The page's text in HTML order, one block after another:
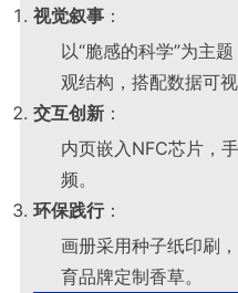
视觉叙事 ：
以“脆感的科学”为主
观结构，搭配数据可
交互创新 ：
内页嵌入NFC芯片，
频。
环保践行：
画册采用种子纸印刷
育品牌定制香草。